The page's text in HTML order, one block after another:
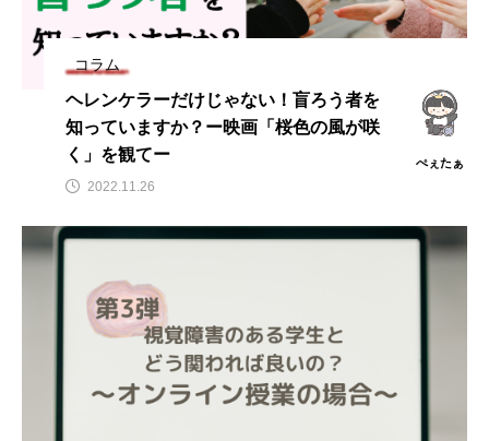
コラム
ヘレンケラーだけじゃない！盲ろう者を
知っていますか？ー映画「桜色の風が咲
く」を観てー
ぺぇたぁ
2022.11.26